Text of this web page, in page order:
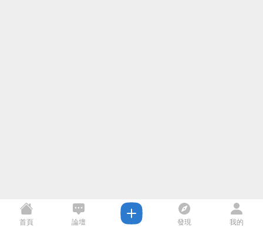
首頁 論壇 發現 我的